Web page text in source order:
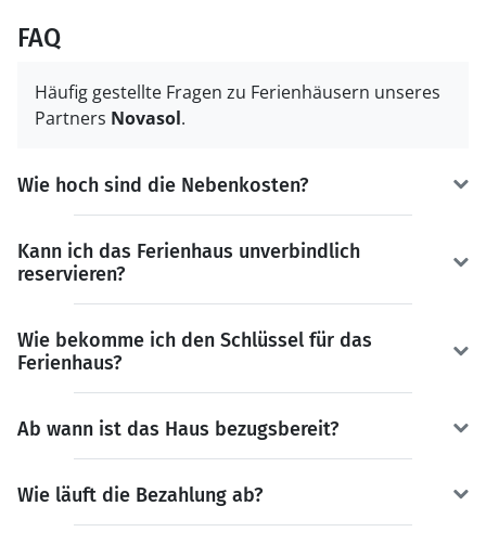
FAQ
Häufig gestellte Fragen zu Ferienhäusern unseres
Partners Novasol.
Wie hoch sind die Nebenkosten?
Kann ich das Ferienhaus unverbindlich
reservieren?
Wie bekomme ich den Schlüssel für das
Ferienhaus?
Ab wann ist das Haus bezugsbereit?
Wie läuft die Bezahlung ab?